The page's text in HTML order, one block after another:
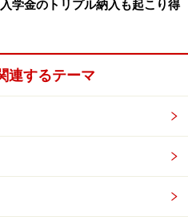
上国の地域開発を進める
ちを長期にわたり支援する
るため、世界中の人々をつ
する
学金のトリプル納入も起こり得
連するテーマ